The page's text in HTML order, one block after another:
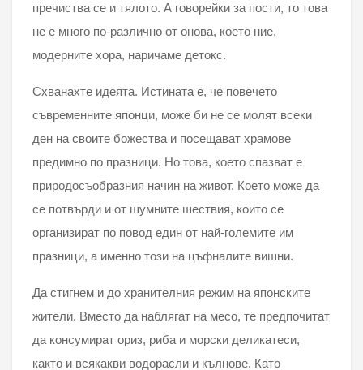
пречиства се и тялото. А говорейки за пости, то това
не е много по-различно от онова, което ние,
модерните хора, наричаме детокс.
Схванахте идеята. Истината е, че повечето
съвременните японци, може би не се молят всеки
ден на своите божества и посещават храмове
предимно по празници. Но това, което спазват е
природосъобразния начин на живот. Което може да
се потвърди и от шумните шествия, които се
организират по повод един от най-големите им
празници, а именно този на цъфналите вишни.
Да стигнем и до хранителния режим на японските
жители. Вместо да наблягат на месо, те предпочитат
да консумират ориз, риба и морски деликатеси,
както и всякакви водорасли и кълнове. Като